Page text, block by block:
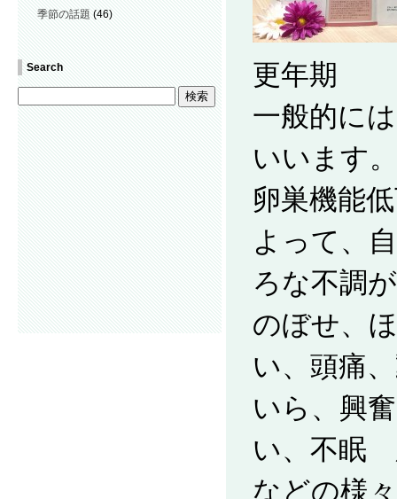
季節の話題 (46)
Search
更年期
一般的に
いいます。
卵巣機能
よって、
ろな不調
のぼせ、
い、頭痛
いら、興
い、不眠
などの様